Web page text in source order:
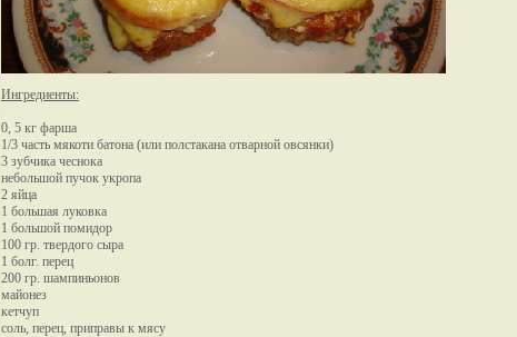
Ингредиенты:
0, 5 кг фарша
1/3 часть мякоти батона (или полстакана отварной овсянки)
3 зубчика чеснока
небольшой пучок укропа
2 яйца
1 большая луковка
1 большой помидор
100 гр. твердого сыра
1 болг. перец
200 гр. шампиньонов
майонез
кетчуп
соль, перец, приправы к мясу